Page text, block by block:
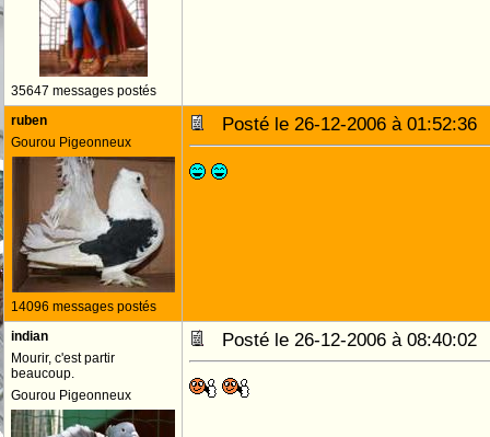
35647 messages postés
ruben
Gourou Pigeonneux
14096 messages postés
Posté le 26-12-2006 à
indian
Mourir, c'est partir
beaucoup.
Gourou Pigeonneux
Posté le 26-12-2006 à